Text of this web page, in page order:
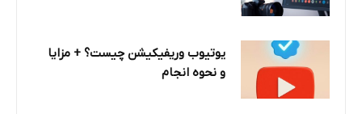
یوتیوب وریفیکیشن چیست؟ + مزایا
و نحوه انجام